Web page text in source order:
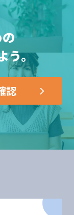
う。
認